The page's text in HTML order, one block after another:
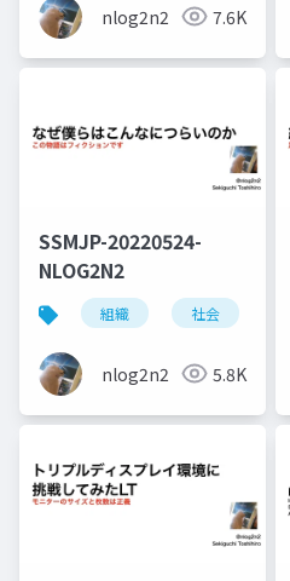
nlog2n2 7.6K
SSMJP-20220524-
NLOG2N2
組織 社会
nlog2n2 5.8K